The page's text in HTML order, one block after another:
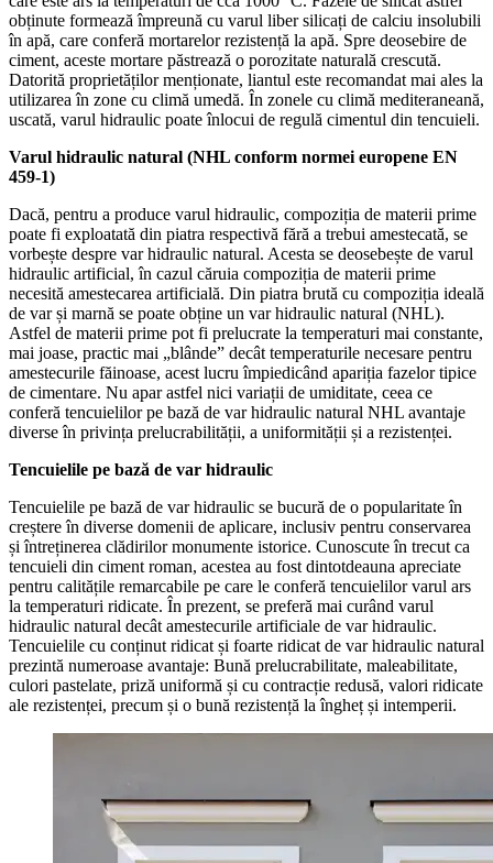
obținute formează împreună cu varul liber silicați de calciu insolubili
în apă, care conferă mortarelor rezistență la apă. Spre deosebire de
ciment, aceste mortare păstrează o porozitate naturală crescută.
Datorită proprietăților menționate, liantul este recomandat mai ales la
utilizarea în zone cu climă umedă. În zonele cu climă mediteraneană,
uscată, varul hidraulic poate înlocui de regulă cimentul din tencuieli.
Varul hidraulic natural (NHL conform normei europene EN
459-1)
Dacă, pentru a produce varul hidraulic, compoziția de materii prime
poate fi exploatată din piatra respectivă fără a trebui amestecată, se
vorbește despre var hidraulic natural. Acesta se deosebește de varul
hidraulic artificial, în cazul căruia compoziția de materii prime
necesită amestecarea artificială. Din piatra brută cu compoziția ideală
de var și marnă se poate obține un var hidraulic natural (NHL).
Astfel de materii prime pot fi prelucrate la temperaturi mai constante,
mai joase, practic mai „blânde” decât temperaturile necesare pentru
amestecurile făinoase, acest lucru împiedicând apariția fazelor tipice
de cimentare. Nu apar astfel nici variații de umiditate, ceea ce
conferă tencuielilor pe bază de var hidraulic natural NHL avantaje
diverse în privința prelucrabilității, a uniformității și a rezistenței.
Tencuielile pe bază de var hidraulic
Tencuielile pe bază de var hidraulic se bucură de o popularitate în
creștere în diverse domenii de aplicare, inclusiv pentru conservarea
și întreținerea clădirilor monumente istorice. Cunoscute în trecut ca
tencuieli din ciment roman, acestea au fost dintotdeauna apreciate
pentru calitățile remarcabile pe care le conferă tencuielilor varul ars
la temperaturi ridicate. În prezent, se preferă mai curând varul
hidraulic natural decât amestecurile artificiale de var hidraulic.
Tencuielile cu conținut ridicat și foarte ridicat de var hidraulic natural
prezintă numeroase avantaje: Bună prelucrabilitate, maleabilitate,
culori pastelate, priză uniformă și cu contracție redusă, valori ridicate
ale rezistenței, precum și o bună rezistență la îngheț și intemperii.